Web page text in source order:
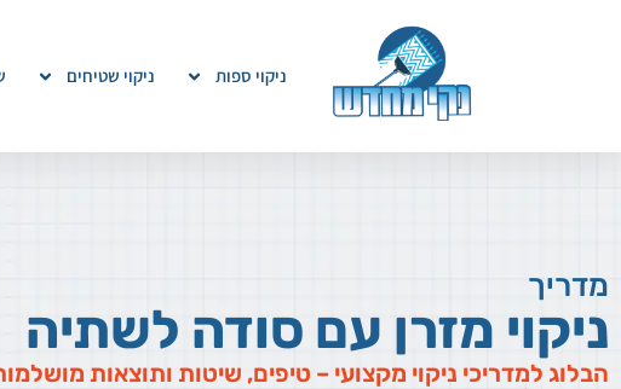
ניקוי ספות ניקוי שטיחים
מדריך
ניקוי מזרן עם סודה לשתיה
הבלוג למדריכי ניקוי מקצועי – טיפים, שיטות ותוצאות